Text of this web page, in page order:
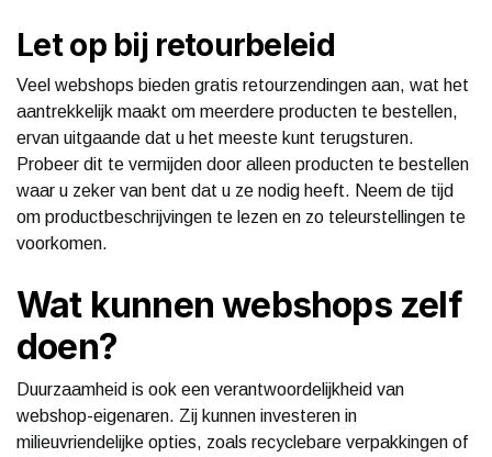
Let op bij retourbeleid
Veel webshops bieden gratis retourzendingen aan, wat het
aantrekkelijk maakt om meerdere producten te bestellen,
ervan uitgaande dat u het meeste kunt terugsturen.
Probeer dit te vermijden door alleen producten te bestellen
waar u zeker van bent dat u ze nodig heeft. Neem de tijd
om productbeschrijvingen te lezen en zo teleurstellingen te
voorkomen.
Wat kunnen webshops zelf
doen?
Duurzaamheid is ook een verantwoordelijkheid van
webshop-eigenaren. Zij kunnen investeren in
milieuvriendelijke opties, zoals recyclebare verpakkingen of